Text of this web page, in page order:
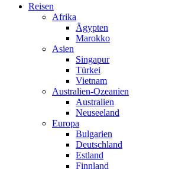
Reisen
Afrika
Ägypten
Marokko
Asien
Singapur
Türkei
Vietnam
Australien-Ozeanien
Australien
Neuseeland
Europa
Bulgarien
Deutschland
Estland
Finnland